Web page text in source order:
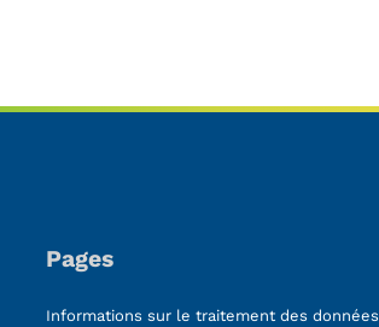
Pages
Informations sur le traitement des données